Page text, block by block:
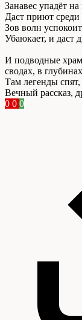
Занавес упадёт
Даст приют среди
Зов волн
Убаюкает, и даст
И подводные
сводах, в
Там легенды
Вечный рассказ,
0 0 0